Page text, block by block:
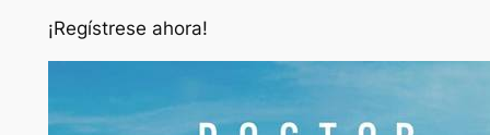
¡Regístrese ahora!